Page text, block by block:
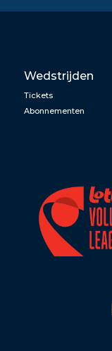
Wedstrijden
Tickets
Abonnementen